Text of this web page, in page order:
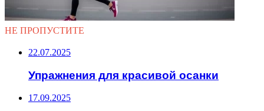
НЕ ПРОПУСТИТЕ
22.07.2025
Упражнения для красивой осанки
17.09.2025